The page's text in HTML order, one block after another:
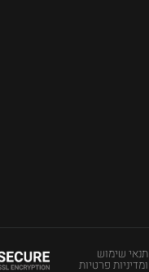
תנאי שימוש
ומדיניות פרטיות